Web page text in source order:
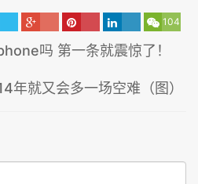
104
吗 第一条就震惊了！
年就又会多一场空难（图）